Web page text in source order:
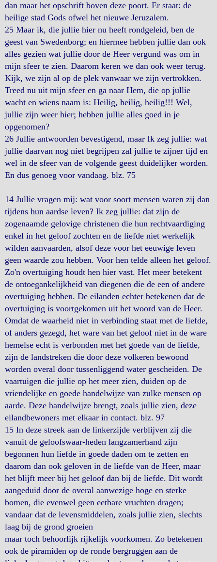
dan maar het opschrift boven deze poort. Er staat: de
heilige stad Gods ofwel het nieuwe Jeruzalem.
25 Maar ik, die jullie hier nu heeft rondgeleid, ben de
geest van Swedenborg; en hiermee hebben jullie dan ook
alles gezien wat jullie door de Heer vergund was om in
mijn sfeer te zien. Daarom keren we dan ook weer terug.
Kijk, we zijn al op de plek vanwaar we zijn vertrokken.
Treed nu uit mijn sfeer en ga naar Hem, die op jullie
wacht en wiens naam is: Heilig, heilig, heilig!!! Wel,
jullie zijn weer hier; hebben jullie alles goed in je
opgenomen?
26 Jullie antwoorden bevestigend, maar Ik zeg jullie: wat
jullie daarvan nog niet begrijpen zal jullie te zijner tijd en
wel in de sfeer van de volgende geest duidelijker worden.
En dus genoeg voor vandaag. blz. 75
14 Jullie vragen mij: wat voor soort mensen waren zij dan
tijdens hun aardse leven? Ik zeg jullie: dat zijn de
zogenaamde gelovige christenen die hun rechtvaardiging
enkel in het geloof zochten en de liefde niet werkelijk
wilden aanvaarden, alsof deze voor het eeuwige leven
geen waarde zou hebben. Voor hen telde alleen het geloof.
Zo'n overtuiging houdt hen hier vast. Het meer betekent
de ontoegankelijkheid van diegenen die de een of andere
overtuiging hebben. De eilanden echter betekenen dat de
overtuiging is voortgekomen uit het woord van de Heer.
Omdat de waarheid niet in verbinding staat met de liefde,
of anders gezegd, het ware van het geloof niet in de ware
hemelse echt is verbonden met het goede van de liefde,
zijn de landstreken die door deze volkeren bewoond
worden overal door tussenliggend water gescheiden. De
vaartuigen die jullie op het meer zien, duiden op de
vriendelijke en goede handelwijze van zulke mensen op
aarde. Deze handelwijze brengt, zoals jullie zien, deze
eilandbewoners met elkaar in contact. blz. 97
15 In deze streek aan de linkerzijde verblijven zij die
vanuit de geloofswaar-heden langzamerhand zijn
begonnen hun liefde in goede daden om te zetten en
daarom dan ook geloven in de liefde van de Heer, maar
het blijft meer bij het geloof dan bij de liefde. Dit wordt
aangeduid door de overal aanwezige hoge en sterke
bomen, die evenwel geen eetbare vruchten dragen;
vandaar dat de levensmiddelen, zoals jullie zien, slechts
laag bij de grond groeien
maar toch behoorlijk rijkelijk voorkomen. Zo betekenen
ook de piramiden op de ronde bergruggen aan de